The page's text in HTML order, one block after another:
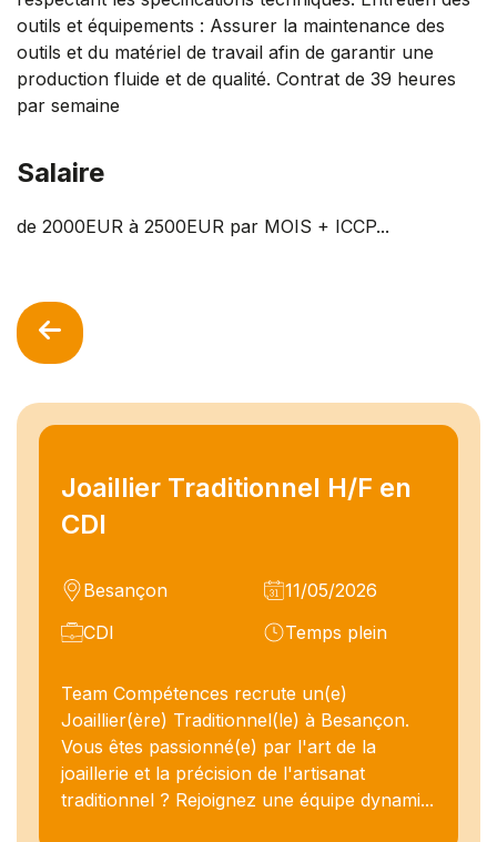
Joaillier Traditionnel H/F en
CDI
Besançon
11/05/2026
CDI
Temps plein
Team Compétences recrute un(e)
Joaillier(ère) Traditionnel(le) à Besançon.
Vous êtes passionné(e) par l'art de la
joaillerie et la précision de l'artisanat
traditionnel ? Rejoignez une équipe dynami...
outils et équipements : Assurer la maintenance des
outils et du matériel de travail afin de garantir une
production fluide et de qualité. Contrat de 39 heures
par semaine
Salaire
de 2000EUR à 2500EUR par MOIS + ICCP...